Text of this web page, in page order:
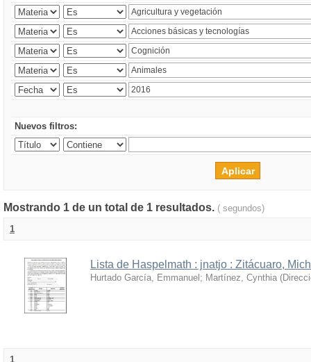
Nuevos filtros:
Mostrando 1 de un total de 1 resultados. ( segundos)
1
Lista de Haspelmath : jnatjo : Zitácuaro,
Hurtado García, Emmanuel ; Martínez, Cynthia (
1